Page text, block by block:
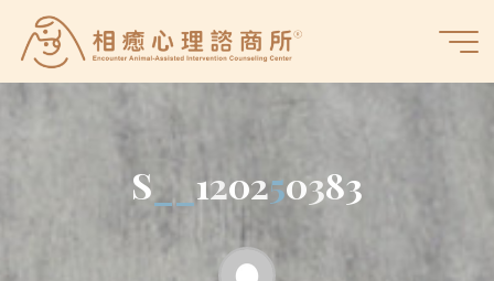
content
癒
商
S __ 120250383